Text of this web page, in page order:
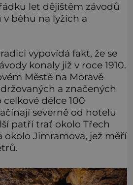
let dějištěm závodů
běhu na lyžích a
vypovídá fakt, že se
konaly již v roce 1910.
Městě na Moravě
a značených
délce 100
severně od hotelu
patří trať okolo Třech
okolo Jimramova, jež měří